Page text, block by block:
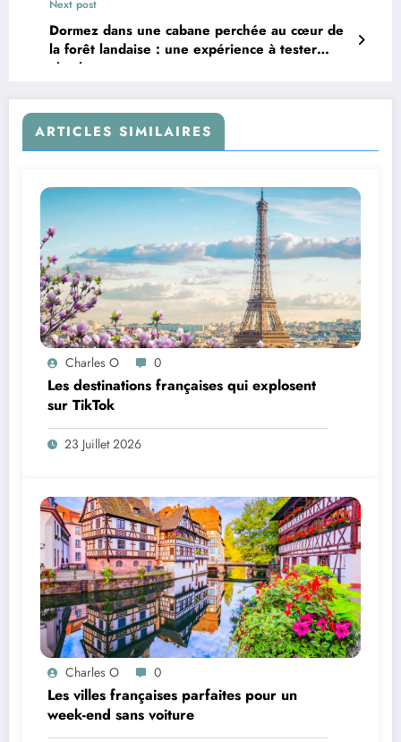
Next post
Dormez dans une cabane perchée au cœur de
la forêt landaise : une expérience à tester
absolument
ARTICLES SIMILAIRES
Charles O 0
Les destinations françaises qui explosent
sur TikTok
23 Juillet 2026
Charles O 0
Les villes françaises parfaites pour un
week-end sans voiture